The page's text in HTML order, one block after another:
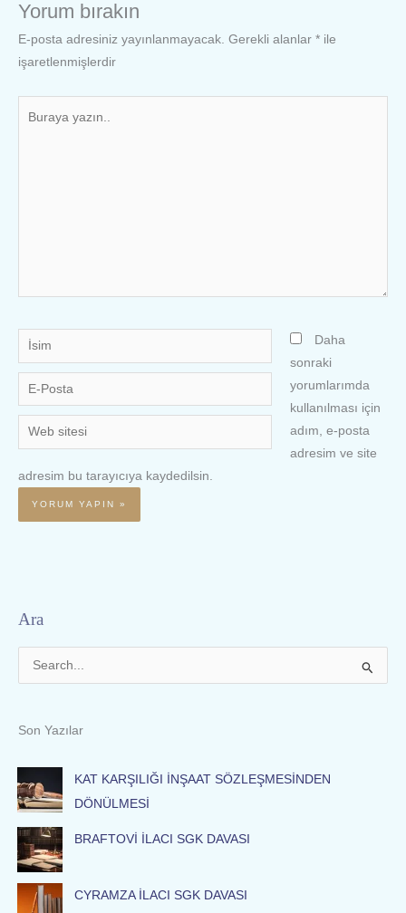
Yorum bırakın
E-posta adresiniz yayınlanmayacak. Gerekli alanlar * ile
işaretlenmişlerdir
İsim
E-
Posta
Web
sitesi
Daha
sonraki
yorumlarımda
kullanılması için
adım, e-posta
adresim ve site
adresim bu tarayıcıya kaydedilsin.
Ara
c
h
f
o
r
:
Son Yazılar
KAT KARŞILIĞI İNŞAAT SÖZLEŞMESİNDEN
DÖNÜLMESİ
BRAFTOVİ İLACI SGK DAVASI
CYRAMZA İLACI SGK DAVASI